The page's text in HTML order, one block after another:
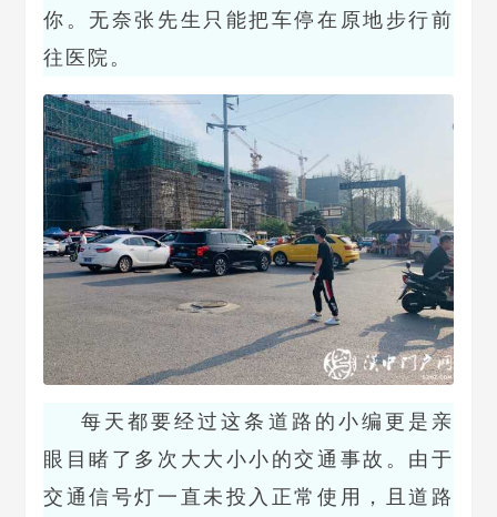
你。无奈张先生只能把车停在原地步行前
往医院。
每天都要经过这条道路的小编更是亲
眼目睹了多次大大小小的交通事故。由于
交通信号灯一直未投入正常使用，且道路